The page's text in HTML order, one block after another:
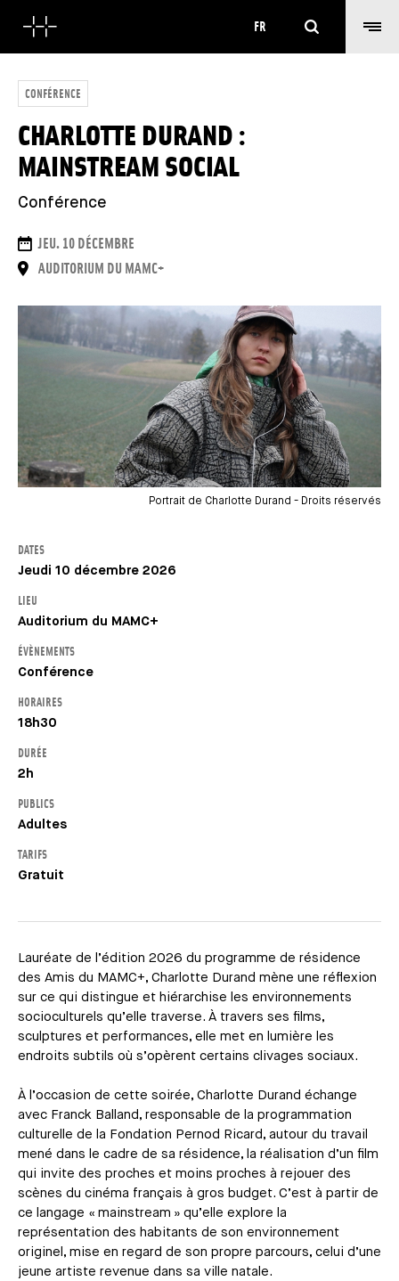
Rechercher
FR
CONFÉRENCE
CHARLOTTE DURAND :
MAINSTREAM SOCIAL
Conférence
DATES
JEU. 10 DÉCEMBRE
LIEU
AUDITORIUM DU MAMC+
Portrait de Charlotte Durand - Droits réservés
DATES
Jeudi 10 décembre 2026
LIEU
Auditorium du MAMC+
ÉVÈNEMENTS
Conférence
HORAIRES
18h30
DURÉE
2h
PUBLICS
Adultes
TARIFS
Gratuit
Lauréate de l’édition 2026 du programme de résidence
des Amis du MAMC+, Charlotte Durand mène une réflexion
sur ce qui distingue et hiérarchise les environnements
socioculturels qu’elle traverse. À travers ses films,
sculptures et performances, elle met en lumière les
endroits subtils où s’opèrent certains clivages sociaux.
À l’occasion de cette soirée, Charlotte Durand échange
avec Franck Balland, responsable de la programmation
culturelle de la Fondation Pernod Ricard, autour du travail
mené dans le cadre de sa résidence, la réalisation d’un film
qui invite des proches et moins proches à rejouer des
scènes du cinéma français à gros budget. C’est à partir de
ce langage « mainstream » qu’elle explore la
représentation des habitants de son environnement
originel, mise en regard de son propre parcours, celui d’une
jeune artiste revenue dans sa ville natale.